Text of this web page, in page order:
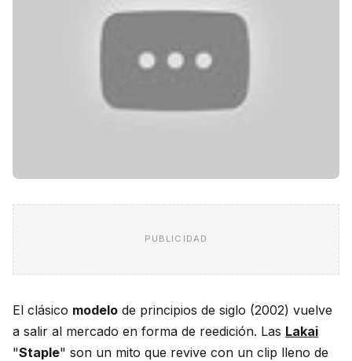
PUBLICIDAD
El clásico modelo de principios de siglo (2002) vuelve
a salir al mercado en forma de reedición. Las Lakai
"Staple" son un mito que revive con un clip lleno de